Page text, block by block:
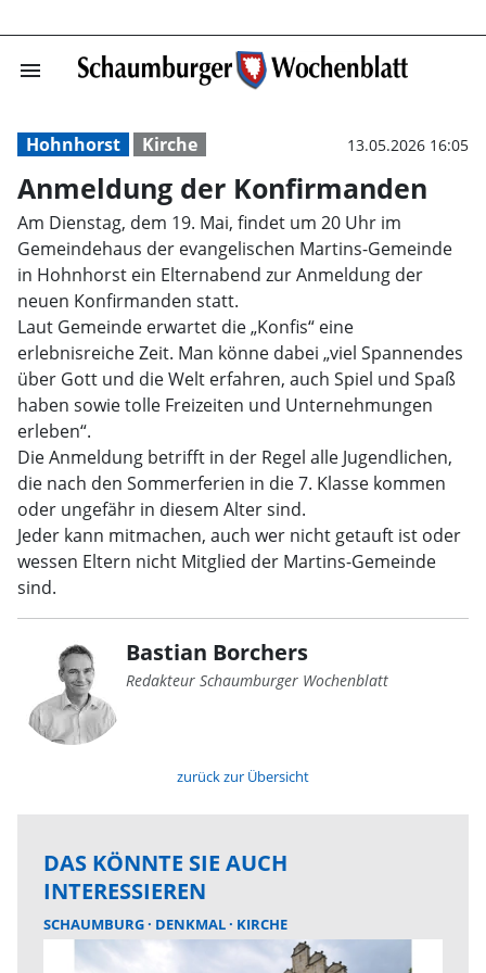
menu Anmeldung der
Hohnhorst Kirche 13.05.2026 16:05
Anmeldung der Konfirmanden
Am Dienstag, dem 19. Mai, findet um 20 Uhr im
Gemeindehaus der evangelischen Martins-Gemeinde
in Hohnhorst ein Elternabend zur Anmeldung der
neuen Konfirmanden statt.
Laut Gemeinde erwartet die „Konfis“ eine
erlebnisreiche Zeit. Man könne dabei „viel Spannendes
über Gott und die Welt erfahren, auch Spiel und Spaß
haben sowie tolle Freizeiten und Unternehmungen
erleben“.
Die Anmeldung betrifft in der Regel alle Jugendlichen,
die nach den Sommerferien in die 7. Klasse kommen
oder ungefähr in diesem Alter sind.
Jeder kann mitmachen, auch wer nicht getauft ist oder
wessen Eltern nicht Mitglied der Martins-Gemeinde
sind.
Bastian Borchers
Redakteur Schaumburger Wochenblatt
zurück zur Übersicht
DAS KÖNNTE SIE AUCH
INTERESSIEREN
SCHAUMBURG DENKMAL KIRCHE